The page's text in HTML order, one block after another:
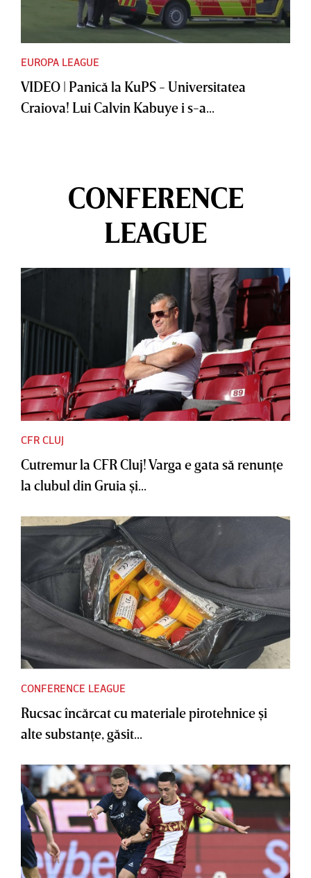
EUROPA LEAGUE
VIDEO | Panică la KuPS - Universitatea
Craiova! Lui Calvin Kabuye i s-a...
CONFERENCE
LEAGUE
CFR CLUJ
Cutremur la CFR Cluj! Varga e gata să renunţe
la clubul din Gruia şi...
CONFERENCE LEAGUE
Rucsac încărcat cu materiale pirotehnice şi
alte substanţe, găsit...